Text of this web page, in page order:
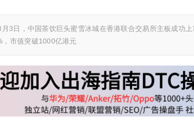
3日，中国茶饮巨头蜜雪冰城在香港联合交易所主板成功
，市值突破1000亿港元